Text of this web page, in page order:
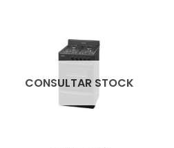
CONSULTAR STOCK